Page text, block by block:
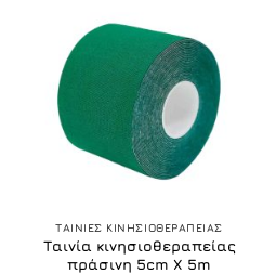
ΤΑΙΝΙΕΣ ΚΙΝΗΣΙΟΘΕΡΑΠΕΙΑΣ
Ταινία κινησιοθεραπείας
πράσινη 5cm X 5m